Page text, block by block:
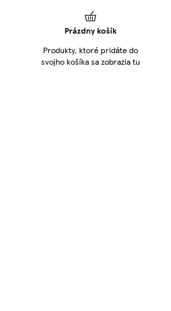
Prázdny košík
Produkty, ktoré pridáte do
svojho košíka sa zobrazia tu